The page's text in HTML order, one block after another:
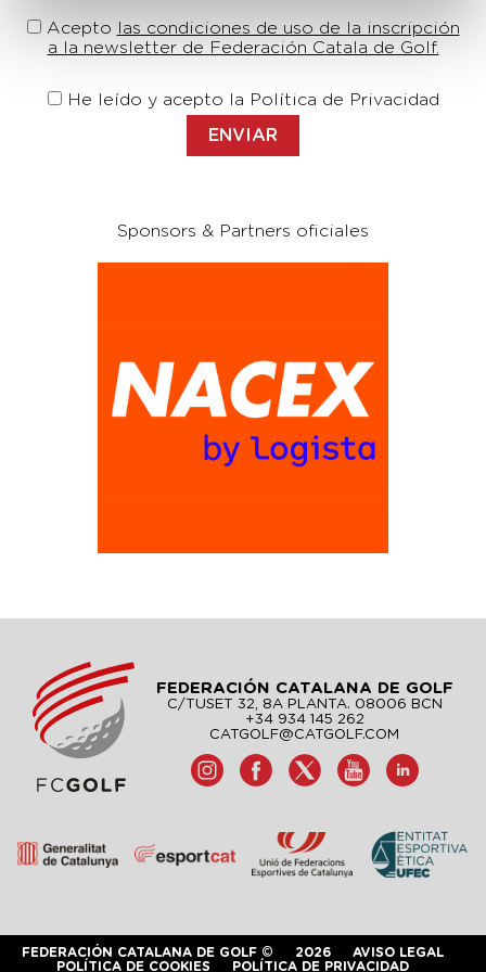
Acepto
las condiciones de uso de la inscripción
a la newsletter de Federación Catala de Golf.
He leído y acepto la Política de Privacidad
Sponsors & Partners oficiales
FEDERACIÓN CATALANA DE GOLF
C/TUSET 32, 8A PLANTA. 08006 BCN
+34 934 145 262
CATGOLF@CATGOLF.COM
FEDERACIÓN CATALANA DE GOLF © 2026
AVISO LEGAL
POLÍTICA DE COOKIES
POLÍTICA DE PRIVACIDAD